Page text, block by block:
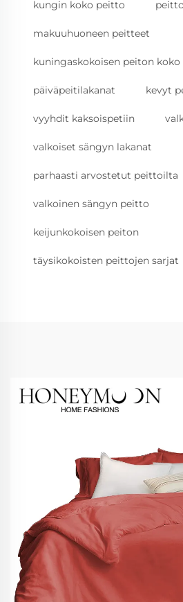
kungin koko peitto
makuuhuoneen peitteet
kuningaskokoisen peiton koko
päiväpeitilakanat kevyt
vyyhdit kaksoispetiin
valkoiset sängyn lakanat
parhaasti arvostetut peittoilta
valkoinen sängyn peitto
keijunkokoisen peiton
täysikokoisten peittojen sarjat